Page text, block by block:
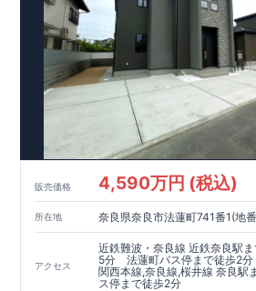
販売価格 4,590万円 (税込)
所在地 奈良県奈良市法蓮町741番1(地
アクセス
近鉄難波・奈良線 近鉄奈良駅
5分 法蓮町バス停まで徒歩2分
関西本線,奈良線,桜井線 奈良
ス停まで徒歩2分